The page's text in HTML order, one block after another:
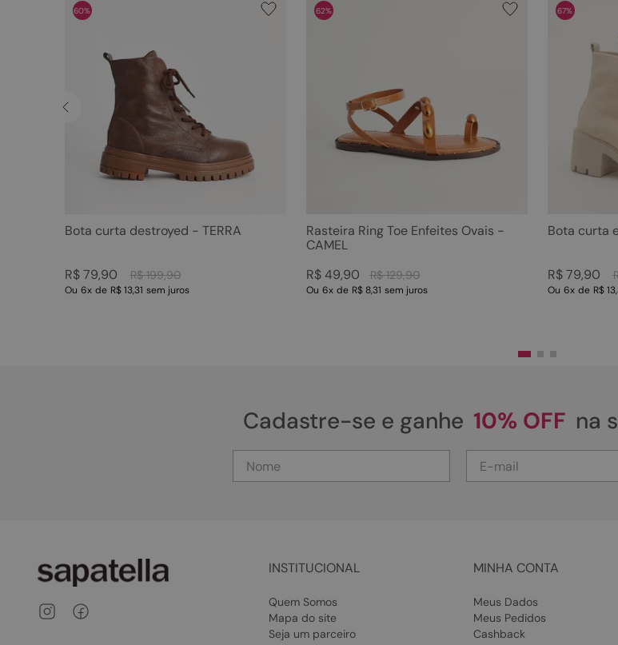
60%
Bota curta destroyed - TERRA
R$ 199,90
R$ 79,90
Ou 6x de R$ 13,31 sem juros
62%
Rasteira Ring Toe Enfeites Ovais -
CAMEL
R$ 129,90
R$ 49,90
Ou 6x de R$ 8,31 sem juros
67%
Bota curta
R$ 79,90
Ou 6x de R$
Cadastre-se e ganhe 10% OFF na
INSTITUCIONAL
Quem Somos
Mapa do site
Seja um parceiro
MINHA CONTA
Meus Dados
Meus Pedidos
Cashback